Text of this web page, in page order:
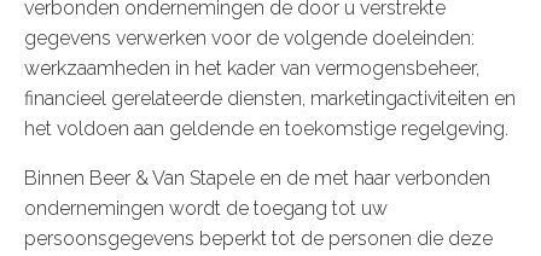
verbonden ondernemingen de door u verstrekte
gegevens verwerken voor de volgende doeleinden:
werkzaamheden in het kader van vermogensbeheer,
financieel gerelateerde diensten, marketingactiviteiten en
het voldoen aan geldende en toekomstige regelgeving.
Binnen Beer & Van Stapele en de met haar verbonden
ondernemingen wordt de toegang tot uw
persoonsgegevens beperkt tot de personen die deze